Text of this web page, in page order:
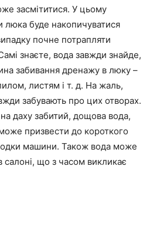
засмітитися. У цьому
люка буде накопичуватися
почне потрапляти
знаєте, вода завжди знайде,
забивання дренажу в люку –
листям і т. д. На жаль,
забувають про цих отворах.
даху забитий, дощова вода,
призвести до короткого
машини. Також вода може
салоні, що з часом викликає